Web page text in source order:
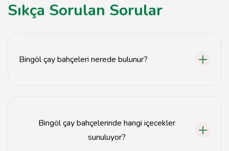
Sıkça Sorulan Sorular
Bingöl çay bahçeleri nerede bulunur?
Bingöl çay bahçelerinde hangi içecekler
sunuluyor?